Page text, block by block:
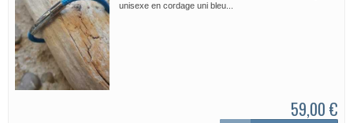
unisexe en cordage uni bleu...
59,00 €